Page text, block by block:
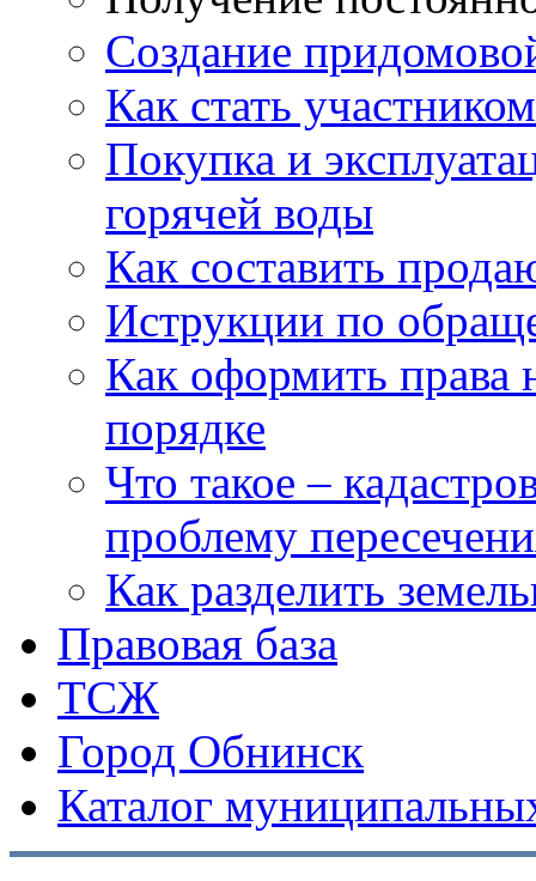
Создание
Как стать
Покупка и
горячей воды
Как составить
Иструкции по
Как оформить
порядке
Что такое –
проблему
Как разделить
Правовая база
ТСЖ
Город Обнинск
Каталог